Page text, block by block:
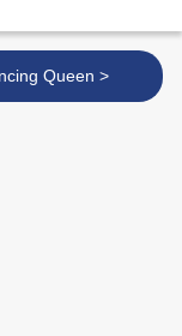
Dancing Queen >